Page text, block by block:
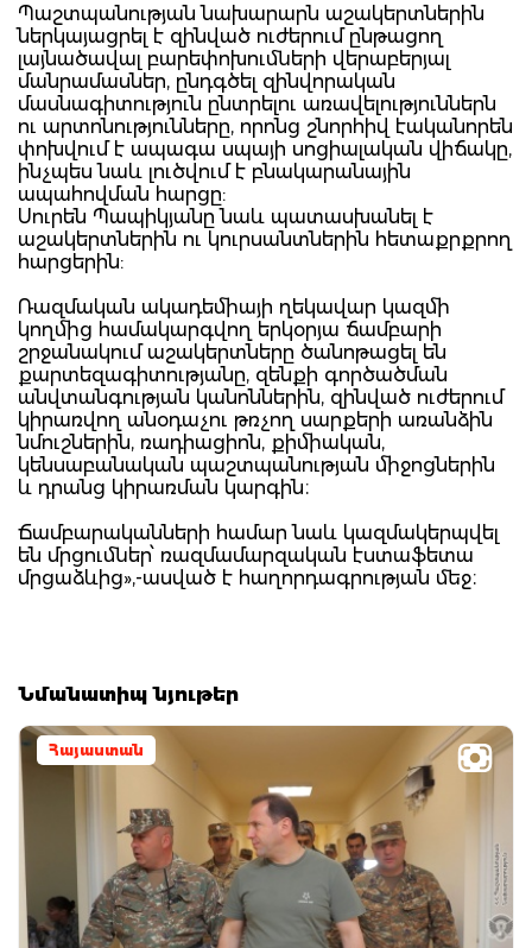
Պաշտպանության նախարարն աշակերտներին
ներկայացրել է զինված ուժերում ընթացող
լայնածավալ բարեփոխումների վերաբերյալ
մանրամասներ, ընդգծել զինվորական
մասնագիտություն ընտրելու առավելություններն
ու արտոնությունները, որոնց շնորհիվ էականորեն
փոխվում է ապագա սպայի սոցիալական վիճակը,
ինչպես նաև լուծվում է բնակարանային
ապահովման հարցը:
Սուրեն Պապիկյանը նաև պատասխանել է
աշակերտներին ու կուրսանտներին հետաքրքրող
հարցերին:
Ռազմական ակադեմիայի ղեկավար կազմի
կողմից համակարգվող երկօրյա ճամբարի
շրջանակում աշակերտները ծանոթացել են
քարտեզագիտությանը, զենքի գործածման
անվտանգության կանոններին, զինված ուժերում
կիրառվող անօդաչու թռչող սարքերի առանձին
նմուշներին, ռադիացիոն, քիմիական,
կենսաբանական պաշտպանության միջոցներին
և դրանց կիրառման կարգին։
Ճամբարականների համար նաև կազմակերպվել
են մրցումներ՝ ռազմամարզական էստաֆետա
մրցաձևից»,-ասված է հաղորդագրության մեջ։
Նմանատիպ նյութեր
Հայաստան